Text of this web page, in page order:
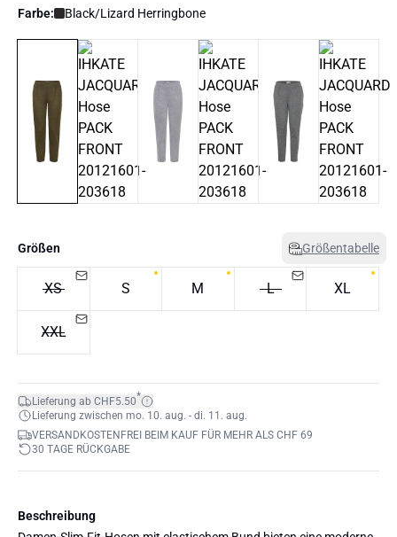
Farbe: Black/Lizard Herringbone
Größen Größentabelle
XS S M L XL
XXL
Lieferung ab CHF5.50*
Lieferung zwischen mo. 10. aug. - di. 11. aug.
VERSANDKOSTENFREI BEIM KAUF FÜR MEHR ALS CHF 69
30 TAGE RÜCKGABE
Beschreibung